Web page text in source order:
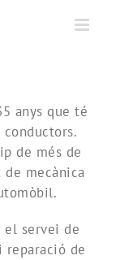
anys que té
de més de
mecànica
el servei de
de